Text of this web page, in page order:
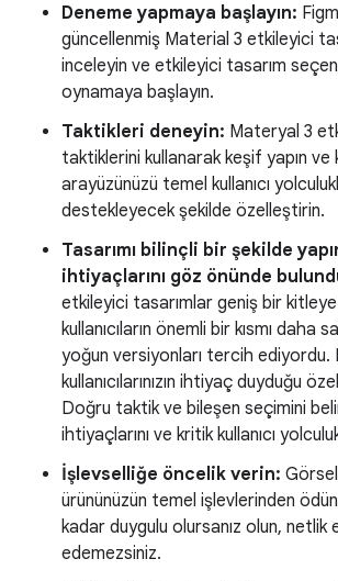
Deneme yapmaya başlayın:
güncellenmiş Material 3 etkileyici
inceleyin ve etkileyici tasarım
oynamaya başlayın.
Taktikleri deneyin: Materyal 3
taktiklerini kullanarak keşif yapın ve
arayüzünüzü temel kullanıcı
destekleyecek şekilde özelleştirin.
Tasarımı bilinçli bir şekilde
ihtiyaçlarını göz önünde
etkileyici tasarımlar geniş bir
kullanıcıların önemli bir kısmı daha
yoğun versiyonları tercih ediyordu.
kullanıcılarınızın ihtiyaç duyduğu
Doğru taktik ve bileşen seçimini
ihtiyaçlarını ve kritik kullanıcı
İşlevselliğe öncelik verin:
ürününüzün temel işlevlerinden
kadar duygulu olursanız olun, netlik
edemezsiniz.